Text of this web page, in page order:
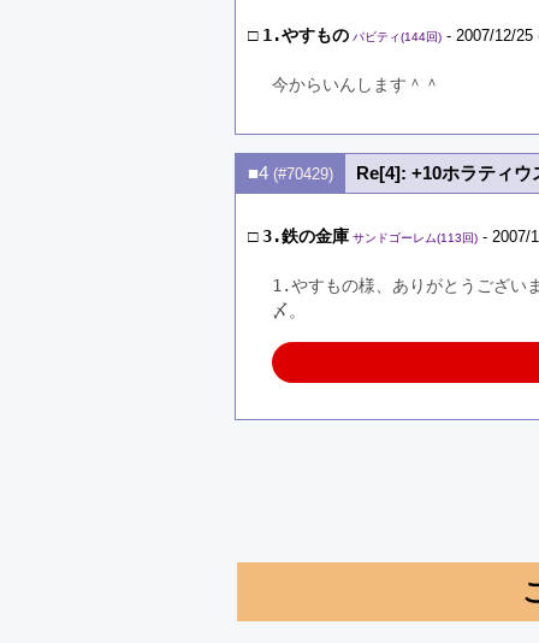
□ 1.やすもの パビティ(144回) - 2007/12/
今からいんします＾＾
■4 (#70429) Re[4]: +10ホラティウ
□3.鉄の金庫 サンドゴーレム(113回) - 2007/
1.やすもの様、ありがとうござい
〆。